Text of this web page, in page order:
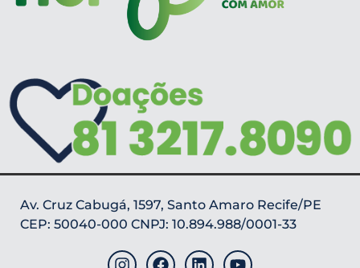
Av. Cruz Cabugá, 1597, Santo Amaro Recife/PE
CEP: 50040-000 CNPJ: 10.894.988/0001-33